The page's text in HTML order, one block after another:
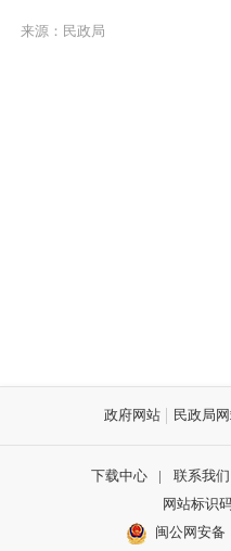
来源：民政局
政府网站 民政局
下载中心 | 联系我们
网站标识
闽公网安备